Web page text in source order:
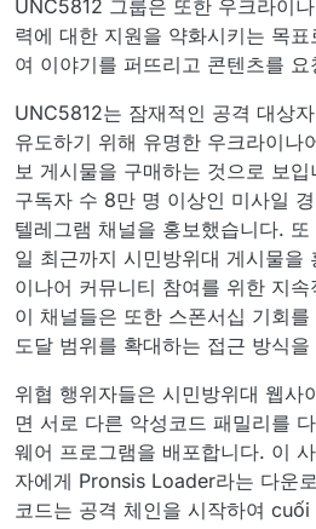
UNC5812 그룹은 또한 우크라이
력에 대한 지원을 약화시키는 목
여 이야기를 퍼뜨리고 콘텐츠를 요
UNC5812는 잠재적인 공격 대상
유도하기 위해 유명한 우크라이나
보 게시물을 구매하는 것으로 보
구독자 수 8만 명 이상인 미사일
텔레그램 채널을 홍보했습니다.
일 최근까지 시민방위대 게시물을
이나어 커뮤니티 참여를 위한 지
이 채널들은 또한 스폰서십 기회
도달 범위를 확대하는 접근 방식을
위협 행위자들은 시민방위대 웹사
면 서로 다른 악성코드 패밀리를
웨어 프로그램을 배포합니다. 이
자에게 Pronsis Loader라는 다운
코드는 공격 체인을 시작하여